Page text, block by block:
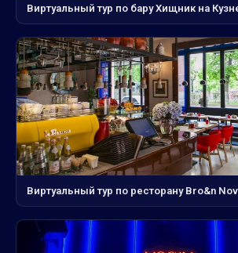
Виртуальный тур по бару Хищник на
Виртуальный тур по ресторану Bro&n